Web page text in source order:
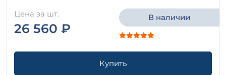
Цена за шт.
26 560 ₽
В наличии
Купить